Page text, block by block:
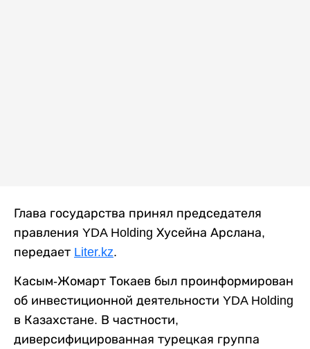
Глава государства принял председателя
правления YDA Holding Хусейна Арслана,
передает Liter.kz.
Касым-Жомарт Токаев был проинформирован
об инвестиционной деятельности YDA Holding
в Казахстане. В частности,
диверсифицированная турецкая группа